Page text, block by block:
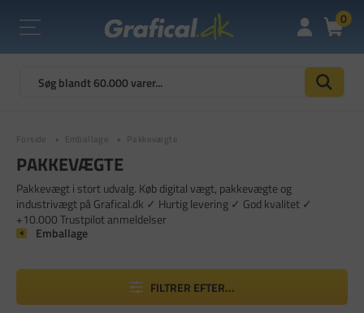
0
Forside Emballage Pakkevægte
PAKKEVÆGTE
Pakkevægt i stort udvalg. Køb digital vægt, pakkevægte og
industrivægt på Grafical.dk ✓ Hurtig levering ✓ God kvalitet ✓
+10.000 Trustpilot anmeldelser
Emballage
FILTRER EFTER...